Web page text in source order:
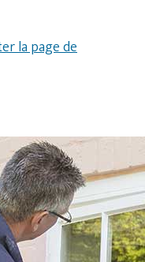
la page de